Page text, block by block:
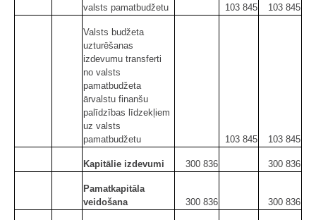
valsts pamatbudžetu
103 845 103 845
Valsts budžeta
uzturēšanas
izdevumu transferti
no valsts
pamatbudžeta
ārvalstu finanšu
palīdzības līdzekļiem
uz valsts
pamatbudžetu
103 845 103 845
Kapitālie izdevumi 300 836 300 836
Pamatkapitāla
veidošana
300 836 300 836